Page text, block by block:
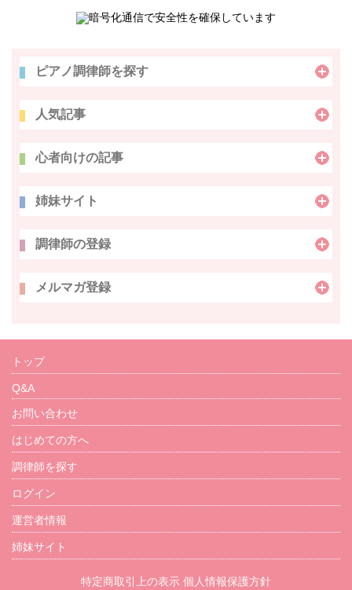
暗号化通信で安全性を確保しています
ピアノ調律師を探す
人気記事
心者向けの記事
姉妹サイト
調律師の登録
メルマガ登録
トップ
Q&A
お問い合わせ
はじめての方へ
調律師を探す
ログイン
運営者情報
姉妹サイト
特定商取引上の表示 個人情報保護方針